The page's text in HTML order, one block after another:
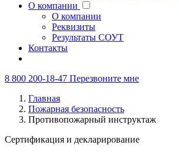
О компании
О компании
Реквизиты
Результаты СОУТ
Контакты
8 800 200-18-47 Перезвоните мне
Главная
Пожарная безопасность
Противопожарный инструктаж
Сертификация и декларирование